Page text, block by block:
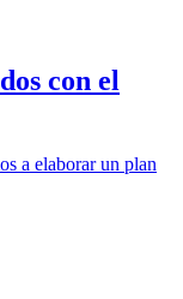
con el
a elaborar un plan